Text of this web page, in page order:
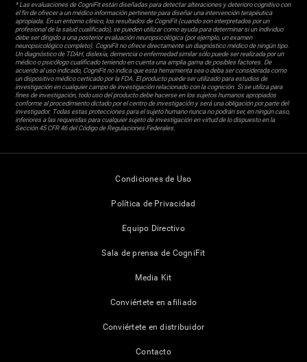
* Las evaluaciones de CogniFit están diseñadas para detectar alteraciones y deterioro cognitivo con
el fin de ofrecer a un médico información pertinente para diseñar una intervención terapéutica
apropiada. En un entorno clínico, los resultados de CogniFit (cuando son interpretados por un
profesional de la salud cualificado), se pueden utilizar como ayuda para determinar si un individuo
debe ser dirigido a una posterior evaluación neuropsicológica (por ejemplo, un examen
neuropsicológico completo). CogniFit no ofrece directamente un diagnóstico médico de ningún tipo.
Un diagnóstico de TDAH, dislexia, demencia o enfermedad similar sólo puede ser realizada por un
médico o psicólogo cualificado teniendo en cuenta una amplia gama de posibles factores. De
acuerdo al uso indicado, CogniFit no indica que esta herramienta sea o deba ser considerada como
un dispositivo médico certicado por la FDA. El producto puede ser utilizado para estudios de
investigación en cualquier campo de investigación relacionado con la cognición. Si se utiliza para
fines de investigación, todo uso del producto debe hacerse en los sujetos humanos apropiados
conforme al procedimiento dictado por el centro de investigación y será una obligación por parte del
investigador. Todas estas protecciones para el sujeto humano nunca no podrán ser, en ningún caso,
inferiores a las requeridas para cualquier sujeto de investigación en virtud de lo dispuesto en la
Sección 45 CFR 46 del Código de Regulaciones Federales.
Condiciones de Uso
Política de Privacidad
Equipo Directivo
Sala de prensa de CogniFit
Media Kit
Conviértete en afiliado
Conviértete en distribuidor
Contacto